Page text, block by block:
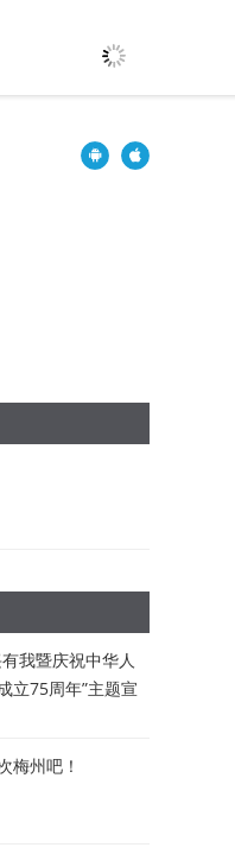
我暨庆祝中华人
立75周年”主题宣
梅州吧！